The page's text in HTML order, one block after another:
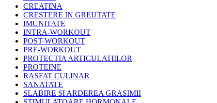
CREATINA
CRESTERE IN GREUTATE
IMUNITATE
INTRA-WORKOUT
POST-WORKOUT
PRE-WORKOUT
PROTECTIA ARTICULATIILOR
PROTEINE
RASFAT CULINAR
SANATATE
SLABIRE SI ARDEREA GRASIMII